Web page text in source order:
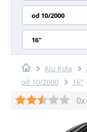
od 10/2000
16"
Alu Kola
od 10/2000
16"
0x